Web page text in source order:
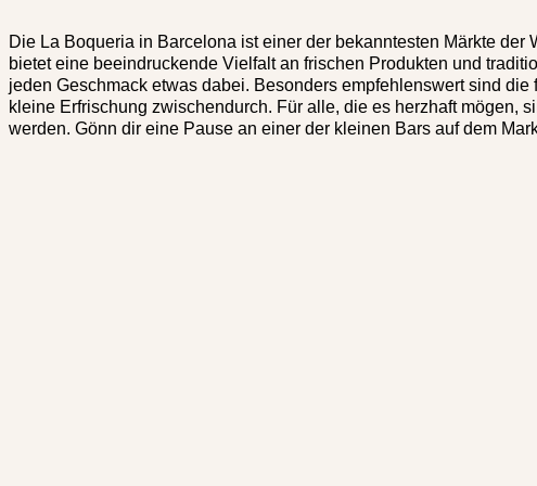
Die La Boqueria in Barcelona ist einer der bekanntesten Märkte
bietet eine beeindruckende Vielfalt an frischen Produkten und
jeden Geschmack etwas dabei. Besonders empfehlenswert sind
kleine Erfrischung zwischendurch. Für alle, die es herzhaft mögen,
werden. Gönn dir eine Pause an einer der kleinen Bars auf dem